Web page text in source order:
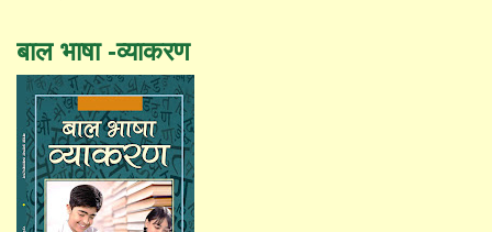
बाल भाषा -व्याकरण